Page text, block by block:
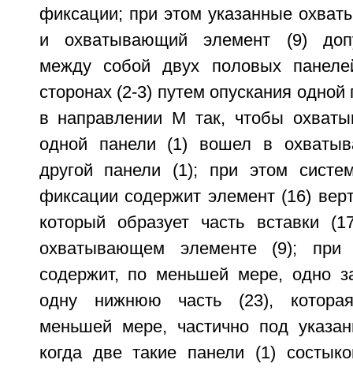
фиксации; при этом указанные
и охватывающий элемент (9)
между собой двух половых
сторонах (2-3) путем опускания
в направлении M так, чтобы
одной панели (1) вошел в
другой панели (1); при этом
фиксации содержит элемент (16)
который образует часть вставки
охватывающем элементе (9); при
содержит, по меньшей мере, одно
одну нижнюю часть (23),
меньшей мере, частично под
когда две такие панели (1)